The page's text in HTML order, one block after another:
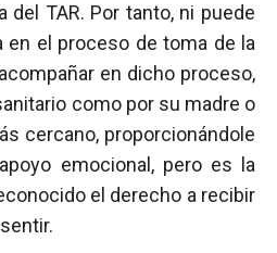
del TAR. Por tanto, ni puede
el proceso de toma de la
en dicho proceso,
como por su madre o
cercano, proporcionándole
emocional, pero es la
el derecho a recibir